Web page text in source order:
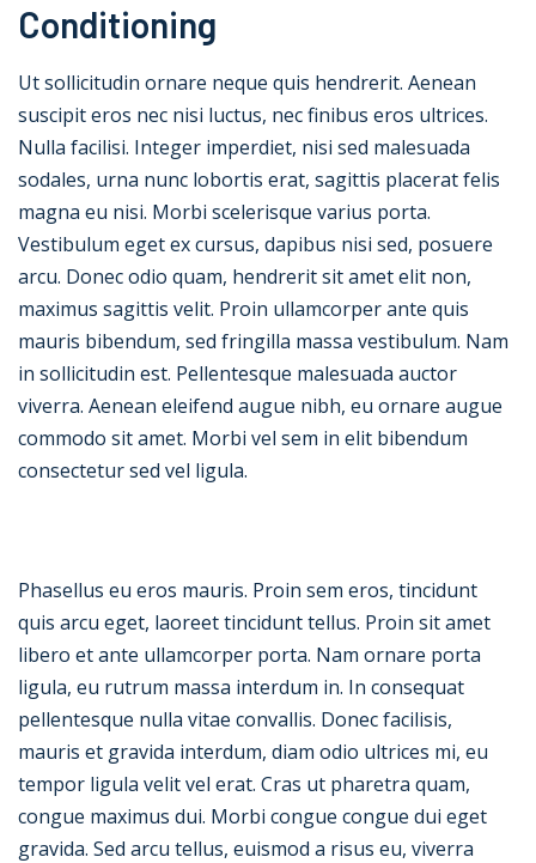
Conditioning
Ut sollicitudin ornare neque quis hendrerit. Aenean
suscipit eros nec nisi luctus, nec finibus eros ultrices.
Nulla facilisi. Integer imperdiet, nisi sed malesuada
sodales, urna nunc lobortis erat, sagittis placerat felis
magna eu nisi. Morbi scelerisque varius porta.
Vestibulum eget ex cursus, dapibus nisi sed, posuere
arcu. Donec odio quam, hendrerit sit amet elit non,
maximus sagittis velit. Proin ullamcorper ante quis
mauris bibendum, sed fringilla massa vestibulum. Nam
in sollicitudin est. Pellentesque malesuada auctor
viverra. Aenean eleifend augue nibh, eu ornare augue
commodo sit amet. Morbi vel sem in elit bibendum
consectetur sed vel ligula.
Phasellus eu eros mauris. Proin sem eros, tincidunt
quis arcu eget, laoreet tincidunt tellus. Proin sit amet
libero et ante ullamcorper porta. Nam ornare porta
ligula, eu rutrum massa interdum in. In consequat
pellentesque nulla vitae convallis. Donec facilisis,
mauris et gravida interdum, diam odio ultrices mi, eu
tempor ligula velit vel erat. Cras ut pharetra quam,
congue maximus dui. Morbi congue congue dui eget
gravida. Sed arcu tellus, euismod a risus eu, viverra